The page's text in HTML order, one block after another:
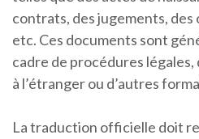
contrats, des jugements,
etc. Ces documents sont
cadre de procédures légales,
à l’étranger ou d’autres
La traduction officielle doit